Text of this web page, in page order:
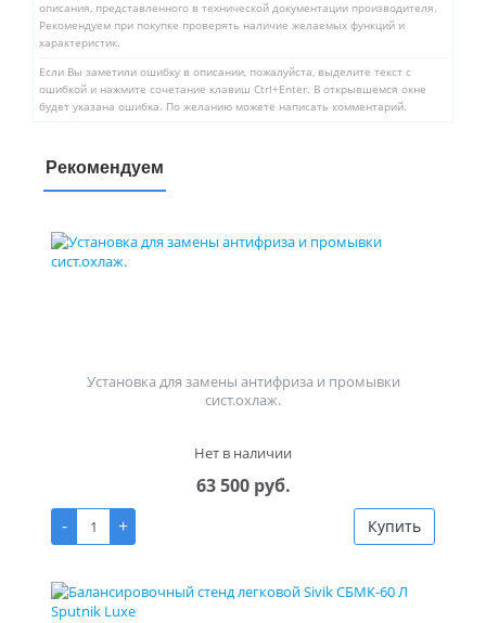
описания, представленного в технической документации производителя.
Рекомендуем при покупке проверять наличие желаемых функций и
характеристик.
Если Вы заметили ошибку в описании, пожалуйста, выделите текст с
ошибкой и нажмите сочетание клавиш Ctrl+Enter. В открывшемся окне
будет указана ошибка. По желанию можете написать комментарий.
Рекомендуем
Установка для замены антифриза и промывки
сист.охлаж.
Нет в наличии
63 500 руб.
-
+ Купить